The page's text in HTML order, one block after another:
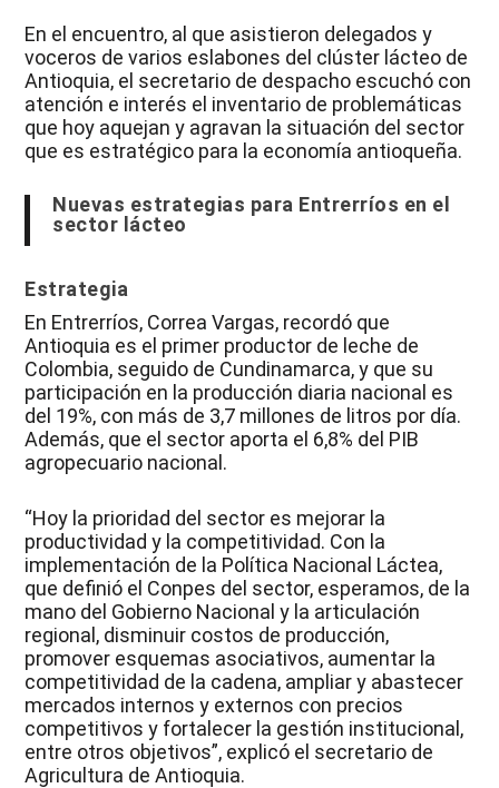
En el encuentro, al que asistieron delegados y
voceros de varios eslabones del clúster lácteo de
Antioquia, el secretario de despacho escuchó con
atención e interés el inventario de problemáticas
que hoy aquejan y agravan la situación del sector
que es estratégico para la economía antioqueña.
Nuevas estrategias para Entrerríos en el
sector lácteo
Estrategia
En Entrerríos, Correa Vargas, recordó que
Antioquia es el primer productor de leche de
Colombia, seguido de Cundinamarca, y que su
participación en la producción diaria nacional es
del 19%, con más de 3,7 millones de litros por día.
Además, que el sector aporta el 6,8% del PIB
agropecuario nacional.
“Hoy la prioridad del sector es mejorar la
productividad y la competitividad. Con la
implementación de la Política Nacional Láctea,
que definió el Conpes del sector, esperamos, de la
mano del Gobierno Nacional y la articulación
regional, disminuir costos de producción,
promover esquemas asociativos, aumentar la
competitividad de la cadena, ampliar y abastecer
mercados internos y externos con precios
competitivos y fortalecer la gestión institucional,
entre otros objetivos”, explicó el secretario de
Agricultura de Antioquia.